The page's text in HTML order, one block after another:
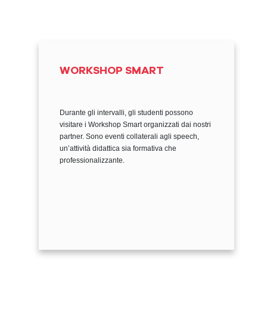
WORKSHOP SMART
Durante gli intervalli, gli studenti possono
visitare i Workshop Smart organizzati dai nostri
partner. Sono eventi collaterali agli speech,
un’attività didattica sia formativa che
professionalizzante.